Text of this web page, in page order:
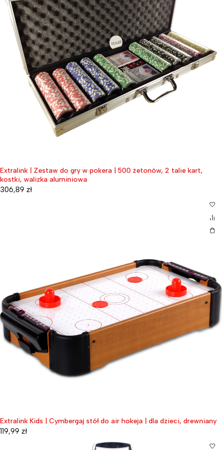
Extralink | Zestaw do gry w pokera | 500 żetonów, 2 talie kart,
kostki, walizka aluminiowa
306,89 zł
Extralink Kids | Cymbergaj stół do air hokeja | dla dzieci, drewniany
119,99 zł